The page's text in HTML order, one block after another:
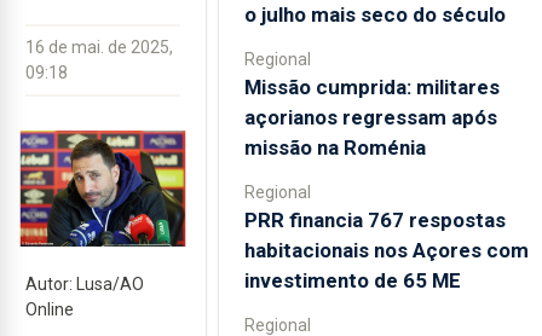
16 de mai. de 2025,
09:18
Autor: Lusa/AO
Online
o julho mais seco do século
Regional
Missão cumprida: militares
açorianos regressam após
missão na Roménia
Regional
PRR financia 767 respostas
habitacionais nos Açores com
investimento de 65 ME
Regional